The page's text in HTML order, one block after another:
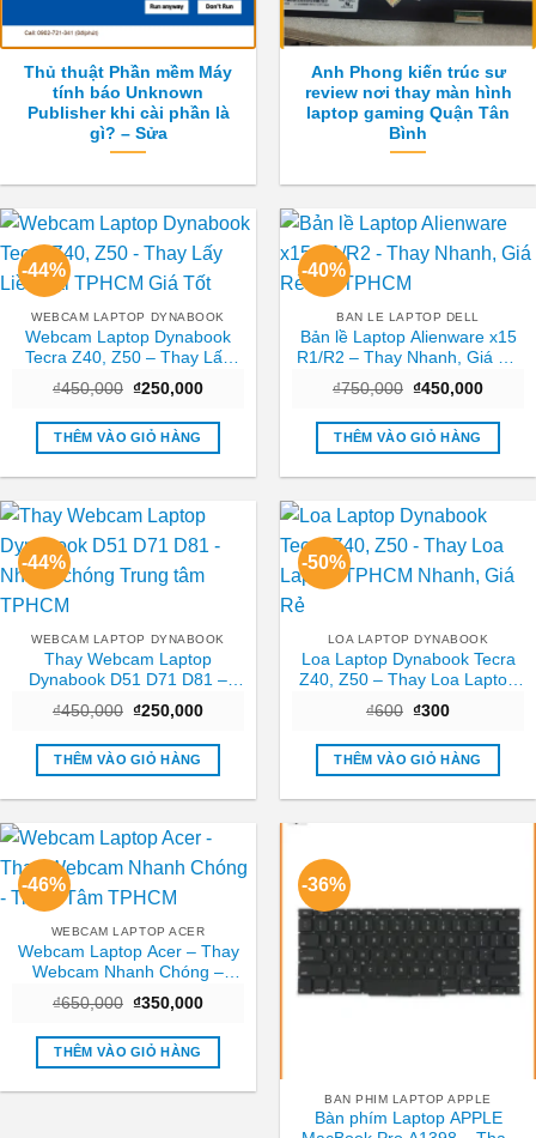
Thủ thuật Phần mềm Máy
tính báo Unknown
Publisher khi cài phần là
gì? – Sửa
Anh Phong kiến trúc sư
review nơi thay màn hình
laptop gaming Quận Tân
Bình
-44%
WEBCAM LAPTOP DYNABOOK
Webcam Laptop Dynabook
Tecra Z40, Z50 – Thay Lấy
₫450,000 Giá
là:
₫450,000.
₫250,000Giá
tại
₫250,000.
THÊM VÀO GIỎ HÀNG
-40%
BAN LE LAPTOP DELL
Bản lề Laptop Alienware x15
R1/R2 – Thay Nhanh, Giá Rẻ
₫750,000 Giá
là:
₫750,000.
₫450,000Giá
tại
THÊM VÀO GIỎ HÀNG
-44%
WEBCAM LAPTOP DYNABOOK
Thay Webcam Laptop
Dynabook D51 D71 D81 –
TPHCM
₫450,000 Giá
là:
₫450,000.
₫250,000Giá
tại
₫250,000.
THÊM VÀO GIỎ HÀNG
-50%
LOA LAPTOP DYNABOOK
Loa Laptop Dynabook Tecra
Z40, Z50 – Thay Loa Laptop
₫600 Giá
là:
₫600.
₫300Giá
tại
là:
₫300.
THÊM VÀO GIỎ HÀNG
-46%
WEBCAM LAPTOP ACER
Webcam Laptop Acer – Thay
Webcam Nhanh Chóng –
₫650,000 Giá
là:
₫650,000.
₫350,000Giá
tại
₫350,000.
THÊM VÀO GIỎ HÀNG
-36%
BAN PHIM LAPTOP APPLE
Bàn phím Laptop APPLE